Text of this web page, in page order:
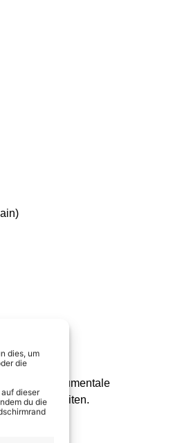
dies, um
die
dieser
du die
eine instrumentale
begleiten.